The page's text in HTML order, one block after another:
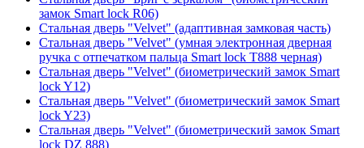
замок Smart lock R06)
Стальная дверь "Velvet" (адаптивная замковая часть)
Стальная дверь "Velvet" (умная электронная дверная
ручка с отпечатком пальца Smart lock T888 черная)
Стальная дверь "Velvet" (биометрический замок Smart
lock Y12)
Стальная дверь "Velvet" (биометрический замок Smart
lock Y23)
Стальная дверь "Velvet" (биометрический замок Smart
lock DZ 888)